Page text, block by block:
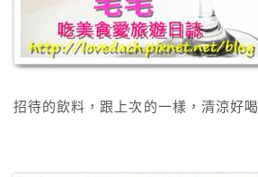
招待的飲料，跟上次的一樣，清涼好喝